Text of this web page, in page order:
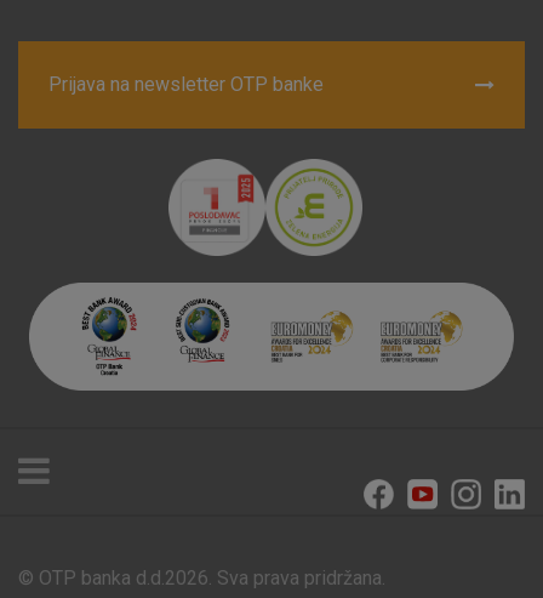
Prijava na newsletter OTP banke
Poslovnice i bankomati
© OTP banka d.d.2026. Sva prava pridržana.